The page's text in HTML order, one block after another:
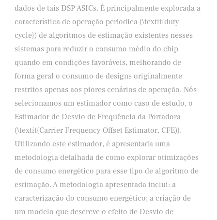
dados de tais DSP ASICs. É principalmente explorada a
característica de operação períodica (\textit{duty
cycle}) de algoritmos de estimação existentes nesses
sistemas para reduzir o consumo médio do chip
quando em condições favoráveis, melhorando de
forma geral o consumo de designs originalmente
restritos apenas aos piores cenários de operação. Nós
selecionamos um estimador como caso de estudo, o
Estimador de Desvio de Frequência da Portadora
(\textit{Carrier Frequency Offset Estimator, CFE)}.
Utilizando este estimador, é apresentada uma
metodologia detalhada de como explorar otimizações
de consumo energético para esse tipo de algoritmo de
estimação. A metodologia apresentada inclui: a
caracterização do consumo energético; a criação de
um modelo que descreve o efeito de Desvio de